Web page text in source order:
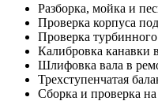
Разборка, мойка и
Проверка корпуса
Проверка
Калибровка канавки
Шлифовка вала в
Трехступенчатая
Сборка и проверка на